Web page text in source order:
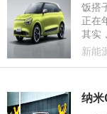
饭搭
正在
其实
的“
新能